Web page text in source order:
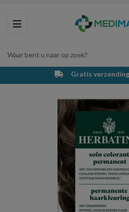
Toggle navigation
Waar bent u naar op zoek?
Winkelwagen
Uw
Vul hem met
Gratis